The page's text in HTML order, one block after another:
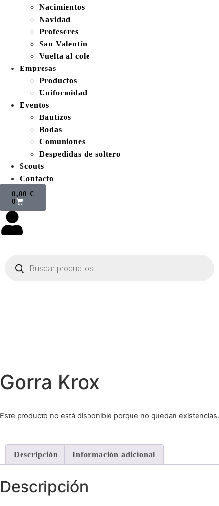
Nacimientos
Navidad
Profesores
San Valentín
Vuelta al cole
Empresas
Productos
Uniformidad
Eventos
Bautizos
Bodas
Comuniones
Despedidas de soltero
Scouts
Contacto
0,00 €
0
Gorra Krox
Este producto no está disponible porque no quedan existencias.
Descripción Información adicional
Descripción